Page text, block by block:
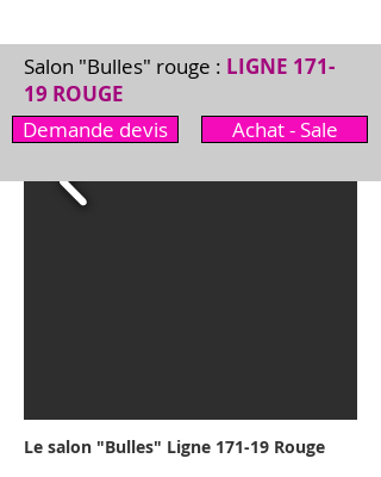
Salon "Bulles" rouge : LIGNE 171-
19 ROUGE
Demande devis
Achat - Sale
Le salon "Bulles" Ligne 171-19 Rouge